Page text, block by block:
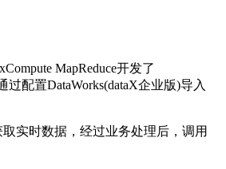
MapReduce开发了
配置DataWorks(dataX企业版)导入
实时数据，经过业务处理后，调用